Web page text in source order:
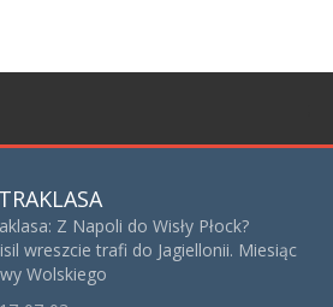
Z Napoli do Wisły Płock?
wreszcie trafi do Jagiellonii. Miesiąc
Wolskiego